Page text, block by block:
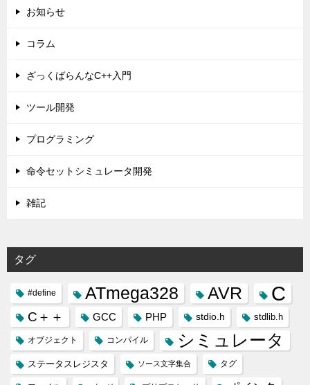
お知らせ
コラム
ざっくばらんなC++入門
ツール開発
プログラミング
命令セットシミュレータ開発
雑記
タグ
#define ATmega328 AVR C
C＋＋ GCC PHP stdio.h stdlib.h
オブジェクト コンパイル シミュレータ
ステータスレジスタ ソース文字集合 タグ